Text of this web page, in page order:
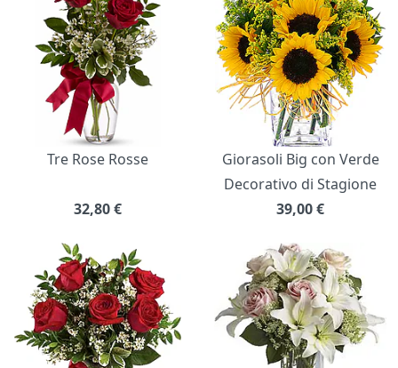
Tre Rose Rosse
32,80€
Giorasoli Big con Verde
Decorativo di Stagione
39,00€